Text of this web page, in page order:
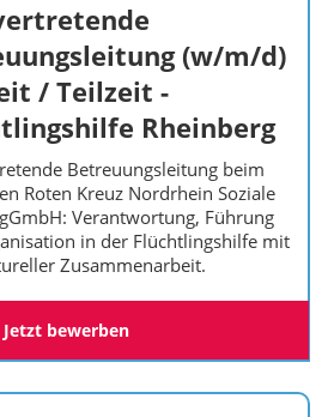
(w/m/d)
/ Teilzeit -
Rheinberg
Betreuungsleitung beim
Roten Kreuz Nordrhein Soziale
Verantwortung, Führung
in der Flüchtlingshilfe mit
Zusammenarbeit.
Jetzt bewerben